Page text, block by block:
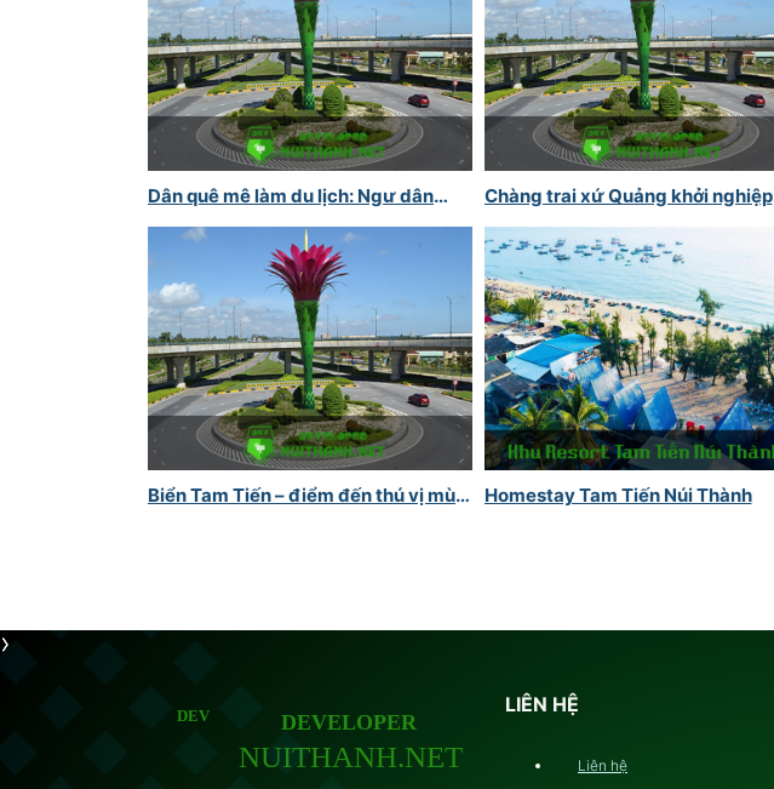
Dân quê mê làm du lịch: Ngư dân
nghèo mở homestay
Chàng trai xứ Quảng khởi nghiệp
bên chân sóng
Biển Tam Tiến – điểm đến thú vị mùa
Homestay Tam Tiến Núi Thành
LIÊN HỆ
Liên hệ